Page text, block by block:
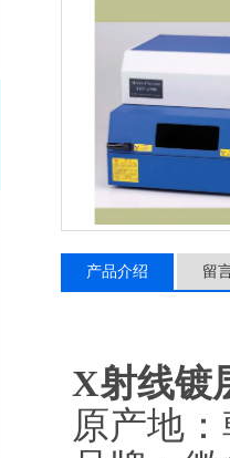
产品介绍 留
X射线镀
原产地